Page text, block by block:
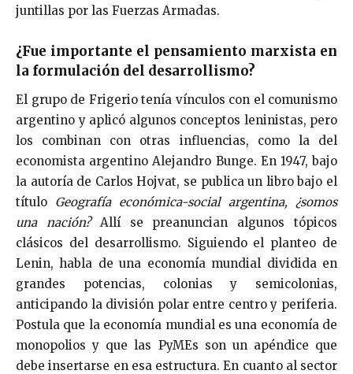
juntillas por las Fuerzas Armadas.
¿Fue importante el pensamiento marxista en
la formulación del desarrollismo?
El grupo de Frigerio tenía vínculos con el comunismo
argentino y aplicó algunos conceptos leninistas, pero
los combinan con otras influencias, como la del
economista argentino Alejandro Bunge. En 1947, bajo
la autoría de Carlos Hojvat, se publica un libro bajo el
título Geografía económica-social argentina, ¿somos
una nación?Allí se preanuncian algunos tópicos
clásicos del desarrollismo. Siguiendo el planteo de
Lenin, habla de una economía mundial dividida en
grandes potencias, colonias y semicolonias,
anticipando la división polar entre centro y periferia.
Postula que la economía mundial es una economía de
monopolios y que las PyMEs son un apéndice que
debe insertarse en esa estructura. En cuanto al sector